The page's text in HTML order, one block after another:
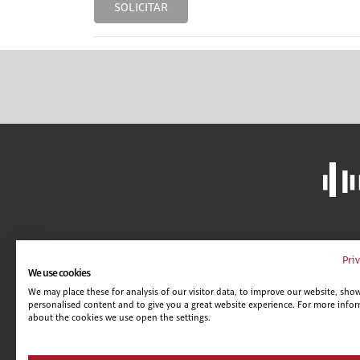
SOLICITAR
GUÍA DE CENTROS
POLÍTICA DE SEGURIDAD
CONDICIONES DE VENTA (EMPRESAS)
We use cookies
We may place these for analysis of our visitor data, to improve our website,
personalised content and to give you a great website experience. For more
about the cookies we use open the settings.